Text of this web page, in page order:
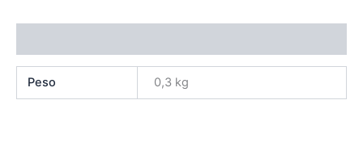
Peso 0,3 kg